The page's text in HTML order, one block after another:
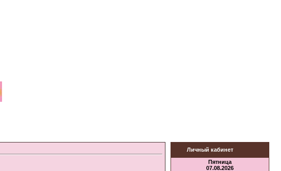
Личный кабинет
Пятница
07.08.2026